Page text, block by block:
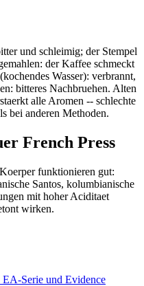
und schleimig; der Stempel
der Kaffee schmeckt
Wasser): verbrannt,
bitteres Nachbruehen. Alten
alle Aromen -- schlechte
bei anderen Methoden.
French Press
funktionieren gut:
Santos, kolumbianische
mit hoher Aciditaet
wirken.
Serie und Evidence